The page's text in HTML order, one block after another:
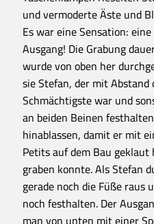
und vermoderte Äste und
Es war eine Sensation:
Ausgang! Die Grabung
wurde von oben her
sie Stefan, der mit
Schmächtigste war und
an beiden Beinen
hinablassen, damit er mit
Petits auf dem Bau
graben konnte. Als Stefan
gerade noch die Füße
noch festhalten. Der